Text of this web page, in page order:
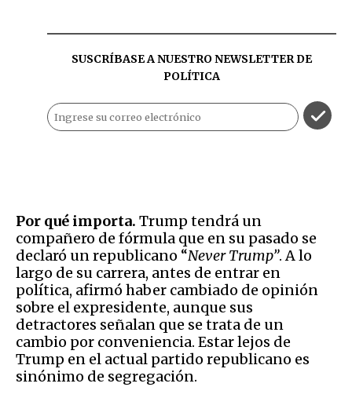
SUSCRÍBASE A NUESTRO NEWSLETTER DE
POLÍTICA
Por qué importa. Trump tendrá un
compañero de fórmula que en su pasado se
declaró un republicano “Never Trump”. A lo
largo de su carrera, antes de entrar en
política, afirmó haber cambiado de opinión
sobre el expresidente, aunque sus
detractores señalan que se trata de un
cambio por conveniencia. Estar lejos de
Trump en el actual partido republicano es
sinónimo de segregación.